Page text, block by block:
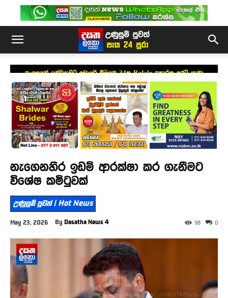
ප්‍රංශයෙන් ඉන්දියාවට ඩොලර් බිලියන 34ක Rafale ප්‍රහාරක ජෙට් යානා
යෝජනාවක්
නැගෙනහිර ඉඩම් ආරක්ෂා කර ගැනීමට
විශේෂ කමිටුවක්
උණුසුම් පුවත් | Hot News
May 23, 2026 By Dasatha News 4 0
98